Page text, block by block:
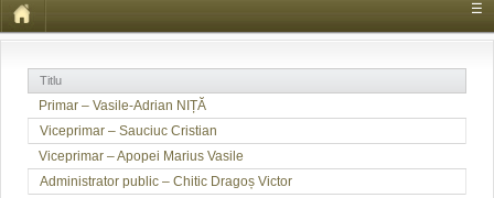
☰
Titlu
Primar – Vasile-Adrian NIȚĂ
Viceprimar – Sauciuc Cristian
Viceprimar – Apopei Marius Vasile
Administrator public – Chitic Dragoș Victor